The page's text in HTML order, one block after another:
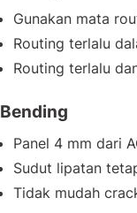
Gunakan mata
Routing terlalu
Routing terlalu
Bending
Panel 4 mm dari
Sudut lipatan
Tidak mudah